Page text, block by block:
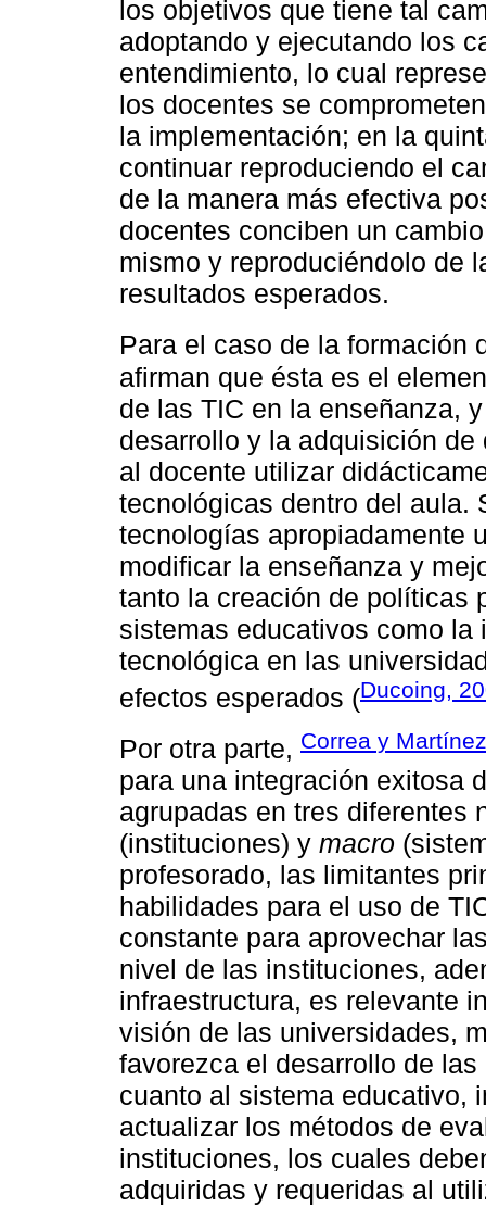
los objetivos que tiene tal
adoptando y ejecutando los
entendimiento, lo cual
los docentes se
la implementación; en la
continuar reproduciendo el
de la manera más efectiva
docentes conciben un
mismo y reproduciéndolo de
resultados esperados.
Para el caso de la formación
afirman que ésta es el
de las TIC en la enseñanza,
desarrollo y la adquisición
al docente utilizar
tecnológicas dentro del aula.
tecnologías apropiadamente
modificar la enseñanza y
tanto la creación de políticas
sistemas educativos como la
tecnológica en las
efectos esperados (Ducoing,
Por otra parte, Correa y
para una integración exitosa
agrupadas en tres diferentes
(instituciones) y macro
profesorado, las limitantes
habilidades para el uso de
constante para aprovechar
nivel de las instituciones,
infraestructura, es relevante
visión de las universidades,
favorezca el desarrollo de
cuanto al sistema educativo,
actualizar los métodos de
instituciones, los cuales
adquiridas y requeridas al